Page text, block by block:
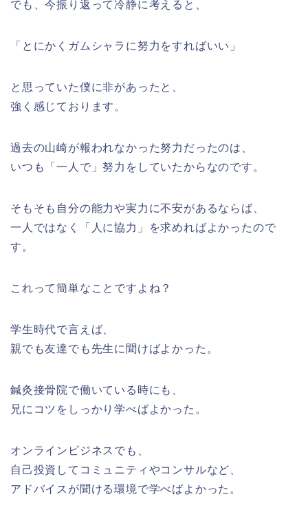
でも、今振り返って冷静に考えると、
「とにかくガムシャラに努力をすればいい」
と思っていた僕に非があったと、
強く感じております。
過去の山崎が報われなかった努力だったのは、
いつも「一人で」努力をしていたからなのです。
そもそも自分の能力や実力に不安があるならば、
一人ではなく「人に協力」を求めればよかったので
す。
これって簡単なことですよね？
学生時代で言えば、
親でも友達でも先生に聞けばよかった。
鍼灸接骨院で働いている時にも、
兄にコツをしっかり学べばよかった。
オンラインビジネスでも、
自己投資してコミュニティやコンサルなど、
アドバイスが聞ける環境で学べばよかった。